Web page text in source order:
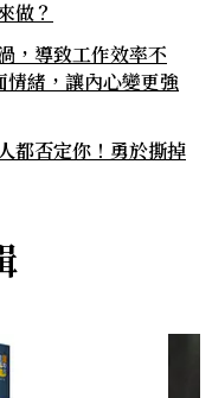
做？
，導致工作效率不
緒，讓內心變更強
都否定你！勇於撕掉